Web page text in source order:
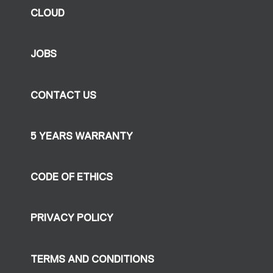
CLOUD
JOBS
CONTACT US
5 YEARS WARRANTY
CODE OF ETHICS
PRIVACY POLICY
TERMS AND CONDITIONS